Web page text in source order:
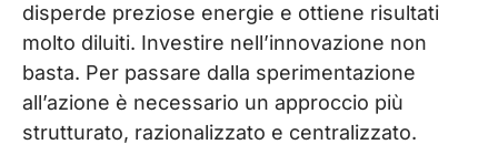
disperde preziose energie e ottiene risultati
molto diluiti. Investire nell’innovazione non
basta. Per passare dalla sperimentazione
all’azione è necessario un approccio più
strutturato, razionalizzato e centralizzato.